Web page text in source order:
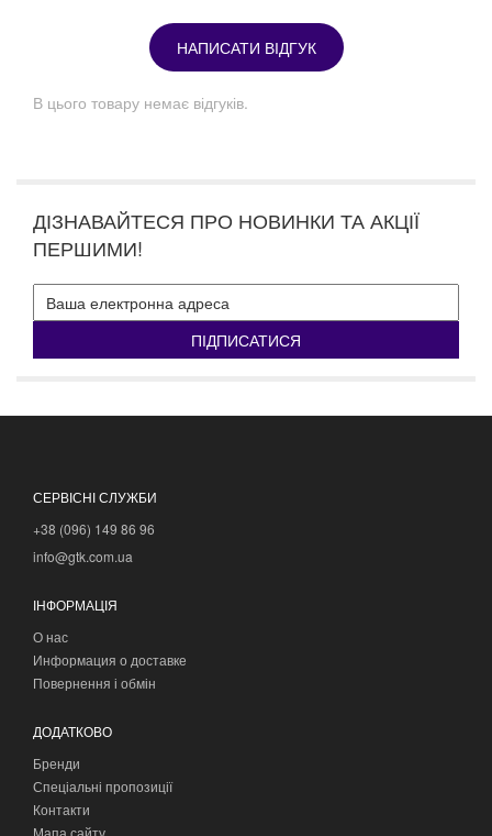
НАПИСАТИ ВІДГУК
В цього товару немає відгуків.
ДІЗНАВАЙТЕСЯ ПРО НОВИНКИ ТА АКЦІЇ
ПЕРШИМИ!
ПІДПИСАТИСЯ
СЕРВІСНІ СЛУЖБИ
+38 (096) 149 86 96
info@gtk.com.ua
ІНФОРМАЦІЯ
О нас
Информация о доставке
Повернення і обмін
ДОДАТКОВО
Бренди
Спеціальні пропозиції
Контакти